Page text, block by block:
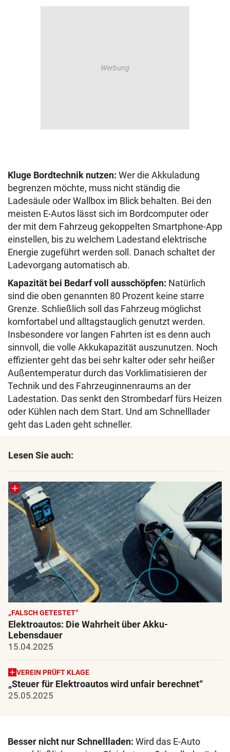
Kluge Bordtechnik nutzen: Wer die Akkuladung
begrenzen möchte, muss nicht ständig die
Ladesäule oder Wallbox im Blick behalten. Bei den
meisten E-Autos lässt sich im Bordcomputer oder
der mit dem Fahrzeug gekoppelten Smartphone-App
einstellen, bis zu welchem Ladestand elektrische
Energie zugeführt werden soll. Danach schaltet der
Ladevorgang automatisch ab.
Kapazität bei Bedarf voll ausschöpfen: Natürlich
sind die oben genannten 80 Prozent keine starre
Grenze. Schließlich soll das Fahrzeug möglichst
komfortabel und alltagstauglich genutzt werden.
Insbesondere vor langen Fahrten ist es denn auch
sinnvoll, die volle Akkukapazität auszunutzen. Noch
effizienter geht das bei sehr kalter oder sehr heißer
Außentemperatur durch das Vorklimatisieren der
Technik und des Fahrzeuginnenraums an der
Ladestation. Das senkt den Strombedarf fürs Heizen
oder Kühlen nach dem Start. Und am Schnelllader
geht das Laden geht schneller.
Lesen Sie auch:
„FALSCH GETESTET“
Elektroautos: Die Wahrheit über Akku-
Lebensdauer
15.04.2025
VEREIN PRÜFT KLAGE
„Steuer für Elektroautos wird unfair berechnet“
25.05.2025
Besser nicht nur Schnellladen: Wird das E-Auto